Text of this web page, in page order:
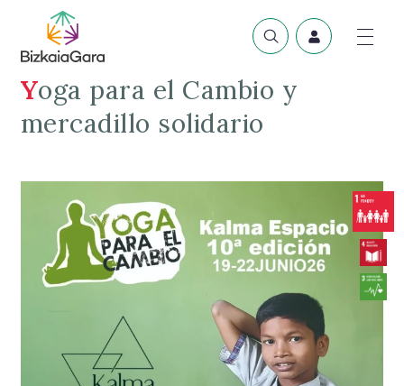
Yoga para el Cambio y
mercadillo solidario